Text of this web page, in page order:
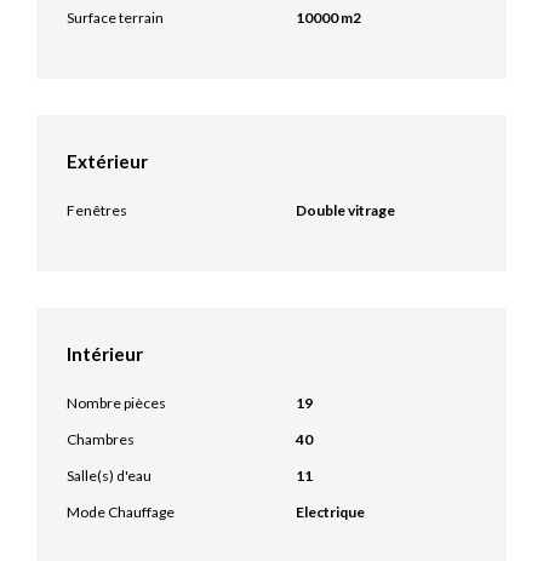
Surface terrain 10000 m2
Extérieur
Fenêtres Double vitrage
Intérieur
Nombre pièces
19
Chambres
40
Salle(s) d'eau
11
Mode Chauffage
Electrique